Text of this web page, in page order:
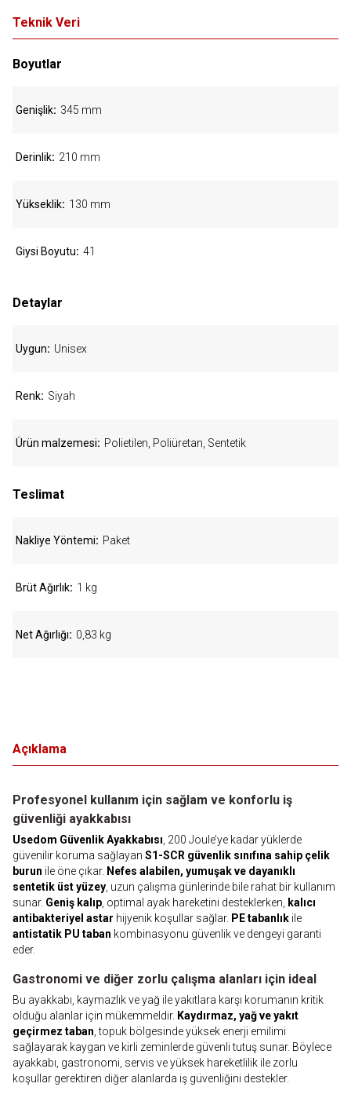
Açıklama
Profesyonel kullanım için sağlam ve konforlu iş
güvenliği ayakkabısı
Usedom Güvenlik Ayakkabısı , 200 Joule’ye kadar yüklerde
güvenilir koruma sağlayan S1-SCR güvenlik sınıfına sahip çelik
burun ile öne çıkar. Nefes alabilen, yumuşak ve dayanıklı
sentetik üst yüzey , uzun çalışma günlerinde bile rahat bir kullanım
sunar. Geniş kalıp , optimal ayak hareketini desteklerken,
kalıcı
antibakteriyel astar hijyenik koşullar sağlar. PE tabanlık ile
antistatik PU taban kombinasyonu güvenlik ve dengeyi garanti
eder.
Gastronomi ve diğer zorlu çalışma alanları için ideal
Bu ayakkabı, kaymazlık ve yağ ile yakıtlara karşı korumanın kritik
olduğu alanlar için mükemmeldir. Kaydırmaz, yağ ve yakıt
geçirmez taban , topuk bölgesinde yüksek enerji emilimi
sağlayarak kaygan ve kirli zeminlerde güvenli tutuş sunar. Böylece
ayakkabı, gastronomi, servis ve yüksek hareketlilik ile zorlu
koşullar gerektiren diğer alanlarda iş güvenliğini destekler.
Teknik Veri
Boyutlar
Genişlik 345 mm
Derinlik 210 mm
Yükseklik 130 mm
Giysi Boyutu 41
Detaylar
Uygun Unisex
Renk Siyah
Ürün malzemesi Polietilen, Poliüretan, Sentetik
Teslimat
Nakliye Yöntemi Paket
Brüt Ağırlık 1 kg
Net Ağırlığı 0,83 kg